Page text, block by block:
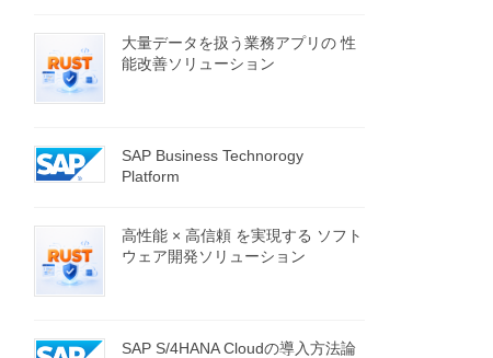
大量データを扱う業務アプリの 性
能改善ソリューション
SAP Business Technorogy
Platform
高性能 × 高信頼 を実現する ソフト
ウェア開発ソリューション
SAP S/4HANA Cloudの導入方法論